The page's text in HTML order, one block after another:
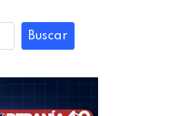
Buscar